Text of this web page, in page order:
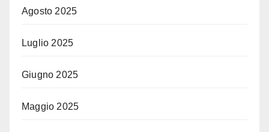
Agosto 2025
Luglio 2025
Giugno 2025
Maggio 2025